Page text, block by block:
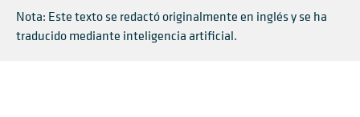
Nota: Este texto se redactó originalmente en inglés y se ha
traducido mediante inteligencia artificial.